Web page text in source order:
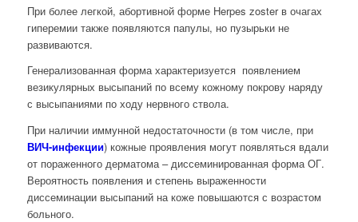
При более легкой, абортивной форме Herpes zoster в очагах
гиперемии также появляются папулы, но пузырьки не
развиваются.
Генерализованная форма характеризуется появлением
везикулярных высыпаний по всему кожному покрову наряду
с высыпаниями по ходу нервного ствола.
При наличии иммунной недостаточности (в том числе, при
ВИЧ-инфекции) кожные проявления могут появляться вдали
от пораженного дерматома – диссеминированная форма ОГ.
Вероятность появления и степень выраженности
диссеминации высыпаний на коже повышаются с возрастом
больного.